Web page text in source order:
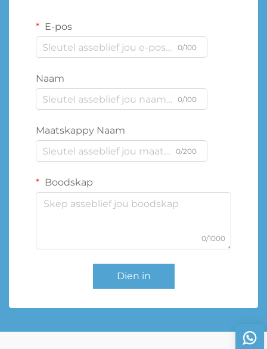
E-pos
0/100
Naam
0/100
Maatskappy Naam
0/200
Boodskap
0/1000
Dien in